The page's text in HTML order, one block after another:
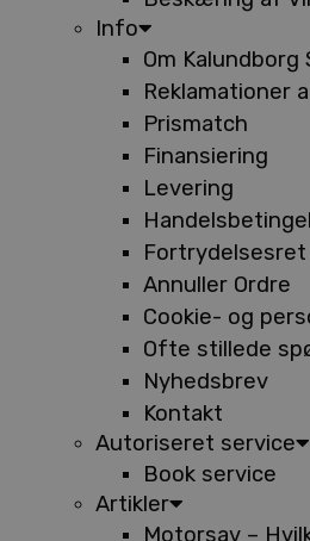
Info
Om Kalundborg
Reklamationer
Prismatch
Finansiering
Levering
Annuller Ordre
Cookie- og
Ofte stillede
Nyhedsbrev
Kontakt
Autoriseret service
Book service
Artikler
Motorsav –